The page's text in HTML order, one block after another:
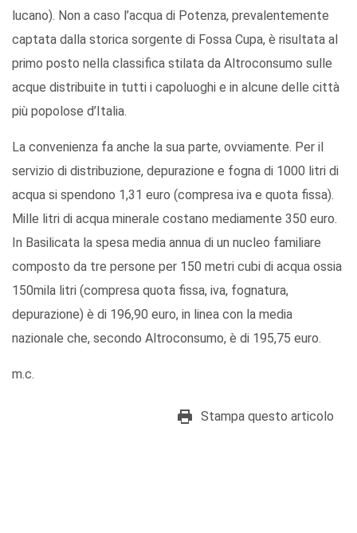
lucano). Non a caso l’acqua di Potenza, prevalentemente
captata dalla storica sorgente di Fossa Cupa, è risultata al
primo posto nella classifica stilata da Altroconsumo sulle
acque distribuite in tutti i capoluoghi e in alcune delle città
più popolose d’Italia.
La convenienza fa anche la sua parte, ovviamente. Per il
servizio di distribuzione, depurazione e fogna di 1000 litri di
acqua si spendono 1,31 euro (compresa iva e quota fissa).
Mille litri di acqua minerale costano mediamente 350 euro.
In Basilicata la spesa media annua di un nucleo familiare
composto da tre persone per 150 metri cubi di acqua ossia
150mila litri (compresa quota fissa, iva, fognatura,
depurazione) è di 196,90 euro, in linea con la media
nazionale che, secondo Altroconsumo, è di 195,75 euro.
m.c.
Stampa questo articolo